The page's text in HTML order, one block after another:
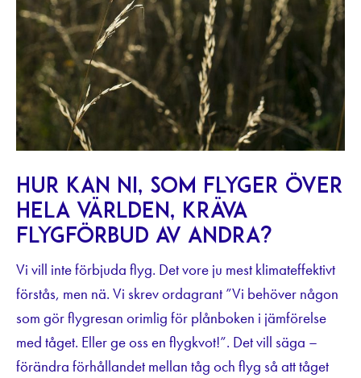
Hur kan ni, som flyger över
hela världen, kräva
flygförbud av andra?
Vi vill inte förbjuda flyg. Det vore ju mest klimateffektivt
förstås, men nä. Vi skrev ordagrant ”Vi behöver någon
som gör flygresan orimlig för plånboken i jämförelse
med tåget. Eller ge oss en flygkvot!”. Det vill säga –
förändra förhållandet mellan tåg och flyg så att tåget